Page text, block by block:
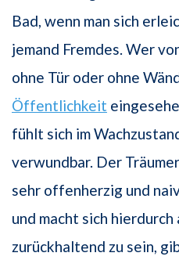
Bad, wenn man sich
jemand Fremdes. Wer
ohne Tür oder ohne
Öffentlichkeit
fühlt sich im
verwundbar. Der
sehr offenherzig und
und macht sich
zurückhaltend zu sein,